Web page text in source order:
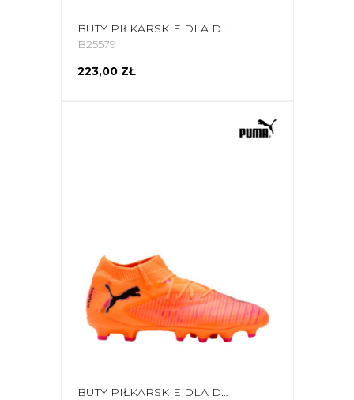
BUTY PIŁKARSKIE DLA DZIECI PUMA FUTURE 8 MATCH TT + MID 108616 03
B25579
223,00 ZŁ
BUTY PIŁKARSKIE DLA DZIECI PUMA FUTURE 8 PRO FG/AG 108613 03